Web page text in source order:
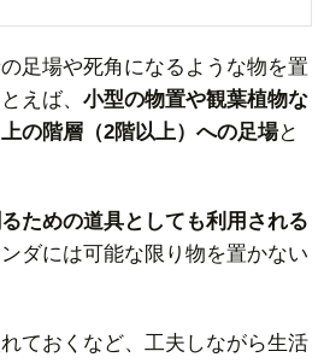
足場や死角になるような物を置
えば、 小型の物置や観葉植物な
上の階層（2階以上）への足場と
ための道具としても利用される
ダには可能な限り物を置かない
ておくなど、工夫しながら生活